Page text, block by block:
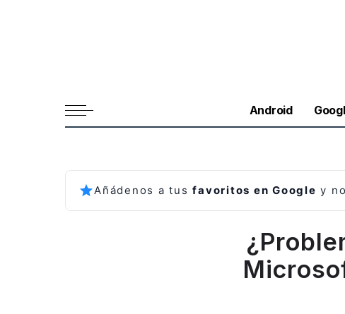
Android
Añádenos a tusfavoritos en Google y